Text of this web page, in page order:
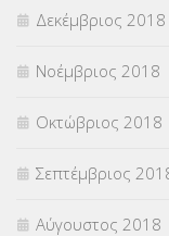
Δεκέμβριος 2018
Νοέμβριος 2018
Οκτώβριος 2018
Σεπτέμβριος
Αύγουστος 2018